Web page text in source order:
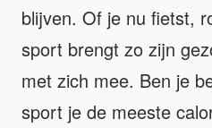
blijven. Of je nu fietst,
sport brengt zo zijn
met zich mee. Ben je
sport je de meeste